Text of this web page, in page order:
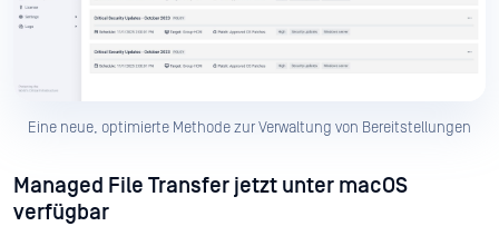
Eine neue, optimierte Methode zur Verwaltung von Bereitstellungen
Managed File Transfer jetzt unter macOS
verfügbar